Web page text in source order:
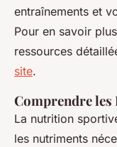
entraînements et
Pour en savoir
ressources
site.
Comprendre
La nutrition
les nutriments